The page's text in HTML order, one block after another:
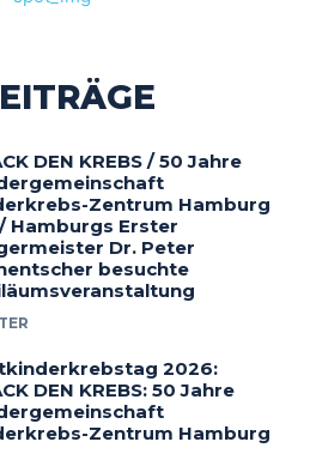
DEN KREBS / 50 Jahre
Zentrum Hamburg
/ Hamburgs Erster
Dr. Peter
besuchte
2026:
DEN KREBS: 50 Jahre
Zentrum Hamburg